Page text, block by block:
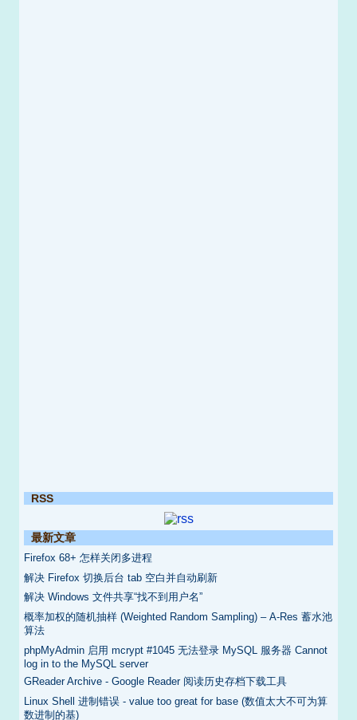
RSS
最新文章
Firefox 68+ 怎样关闭多进程
解决 Firefox 切换后台 tab 空白并自动刷新
解决 Windows 文件共享“找不到用户名”
概率加权的随机抽样 (Weighted Random Sampling) – A-Res 蓄水池
算法
phpMyAdmin 启用 mcrypt #1045 无法登录 MySQL 服务器 Cannot
log in to the MySQL server
GReader Archive - Google Reader 阅读历史存档下载工具
Linux Shell 进制错误 - value too great for base (数值太大不可为算
数进制的基)